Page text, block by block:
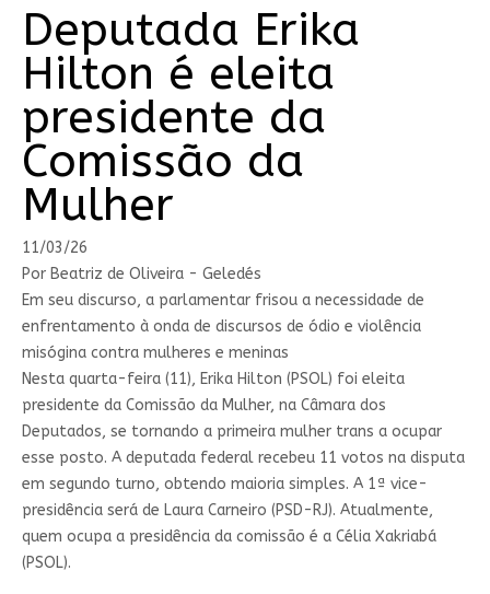
Deputada Erika
Hilton é eleita
presidente da
Comissão da
Mulher
11/03/26
Por Beatriz de Oliveira - Geledés
Em seu discurso, a parlamentar frisou a necessidade de
enfrentamento à onda de discursos de ódio e violência
misógina contra mulheres e meninas
Nesta quarta-feira (11), Erika Hilton (PSOL) foi eleita
presidente da Comissão da Mulher, na Câmara dos
Deputados, se tornando a primeira mulher trans a ocupar
esse posto. A deputada federal recebeu 11 votos na disputa
em segundo turno, obtendo maioria simples. A 1ª vice-
presidência será de Laura Carneiro (PSD-RJ). Atualmente,
quem ocupa a presidência da comissão é a Célia Xakriabá
(PSOL).